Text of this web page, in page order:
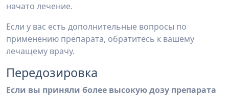
начато лечение.
Если у вас есть дополнительные вопросы по
применению препарата, обратитесь к вашему
лечащему врачу.
Передозировка
Если вы приняли более высокую дозу препарата